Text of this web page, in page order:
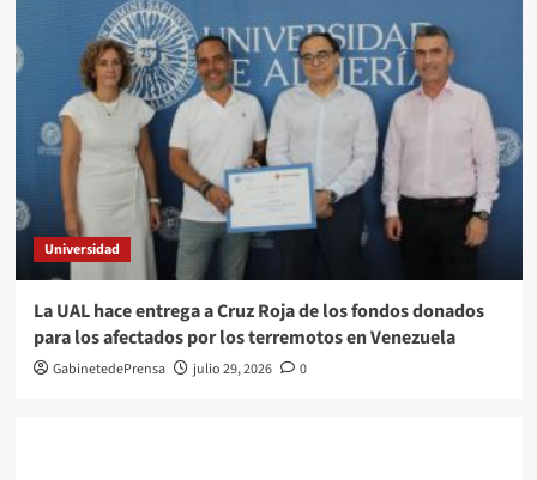
Universidad
La UAL hace entrega a Cruz Roja de los fondos donados
para los afectados por los terremotos en Venezuela
GabinetedePrensa julio 29, 2026 0